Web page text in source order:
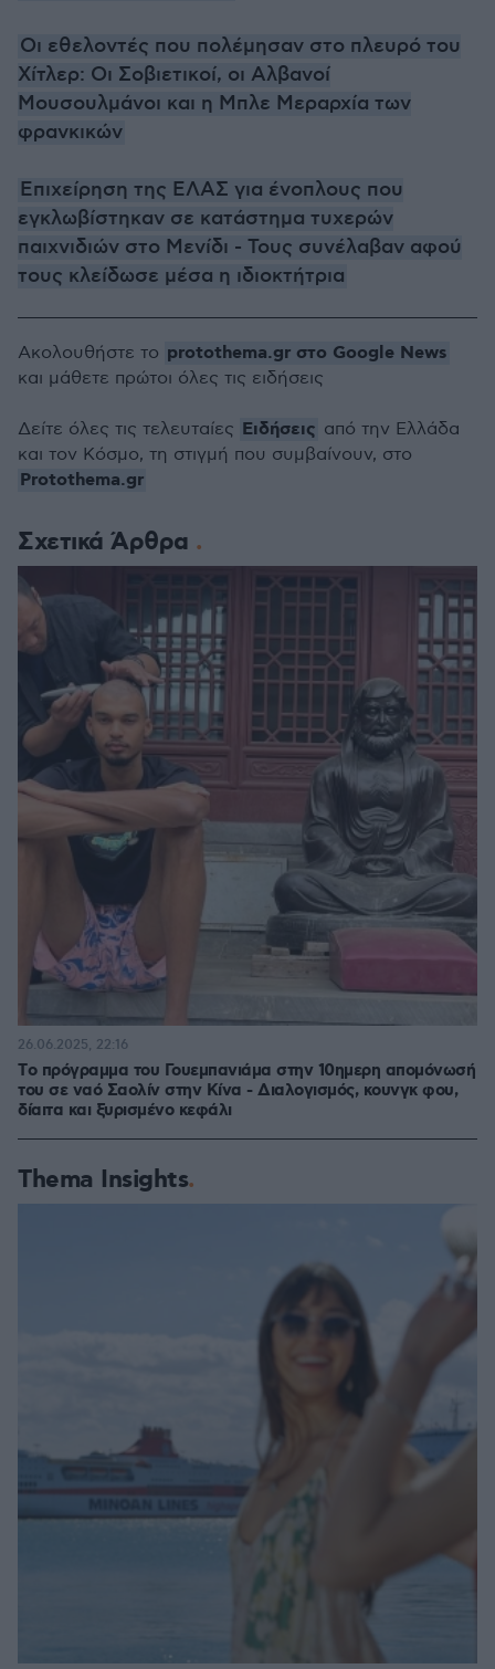
Οι εθελοντές που πολέμησαν στο πλευρό του
Χίτλερ: Οι Σοβιετικοί, οι Αλβανοί
Μουσουλμάνοι και η Μπλε Μεραρχία των
φρανκικών
Επιχείρηση της ΕΛΑΣ για ένοπλους που
εγκλωβίστηκαν σε κατάστημα τυχερών
παιχνιδιών στο Μενίδι - Τους συνέλαβαν αφού
τους κλείδωσε μέσα η ιδιοκτήτρια
Σχετικά Άρθρα
Tο πρόγραμμα του Γουεμπανιάμα στην 10ημερη απομόνωσή
του σε ναό Σαολίν στην Κίνα - Διαλογισμός, κουνγκ φου,
δίαιτα και ξυρισμένο κεφάλι
26.06.2025, 22:16
Thema Insights
Ακολουθήστε το protothema.gr στο Google News
και μάθετε πρώτοι όλες τις ειδήσεις
Δείτε όλες τις τελευταίες Ειδήσεις από την Ελλάδα
και τον Κόσμο, τη στιγμή που συμβαίνουν, στο
Protothema.gr